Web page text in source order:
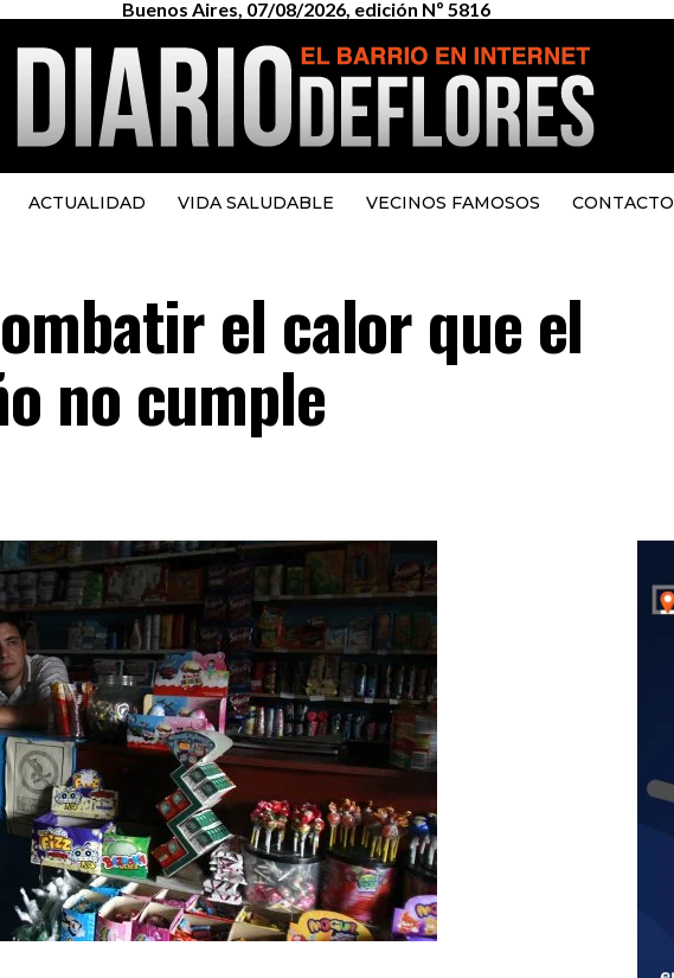
Buenos Aires, 07/08/2026, edición Nº 5816
ACTUALIDAD VIDA SALUDABLE VECINOS FAMOSOS CONTACTO
el calor que el
no cumple